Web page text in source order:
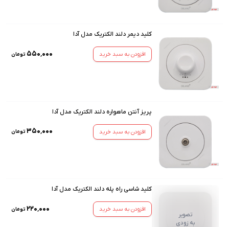
کلید دیمر دلند الکتریک مدل آدا
افزودن به سبد خرید ۵۵۰٬۰۰۰ تومان
پریز آنتن ماهواره دلند الکتریک مدل آدا
افزودن به سبد خرید ۳۵۰٬۰۰۰ تومان
تصویر
به زودی
کلید شاسی راه پله دلند الکتریک مدل آدا
افزودن به سبد خرید ۲۲۰٬۰۰۰ تومان